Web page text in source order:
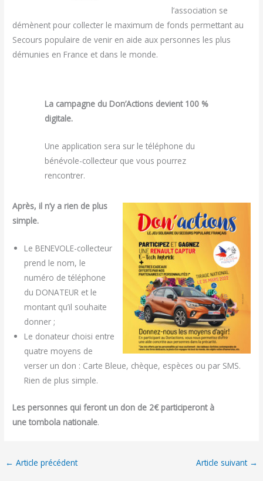
l’association se
démènent pour collecter le maximum de fonds permettant au
Secours populaire de venir en aide aux personnes les plus
démunies en France et dans le monde.
La campagne du Don’Actions devient 100 %
digitale.
Une application sera sur le téléphone du
bénévole-collecteur que vous pourrez
rencontrer.
Après, il n’y a rien de plus
simple.
Le BENEVOLE-collecteur
prend le nom, le
numéro de téléphone
du DONATEUR et le
montant qu’il souhaite
donner ;
Le donateur choisi entre
quatre moyens de
verser un don : Carte Bleue, chèque, espèces ou par SMS.
Rien de plus simple.
Les personnes qui feront un don de 2€ participeront à
une tombola nationale.
← Article précédent Article suivant →